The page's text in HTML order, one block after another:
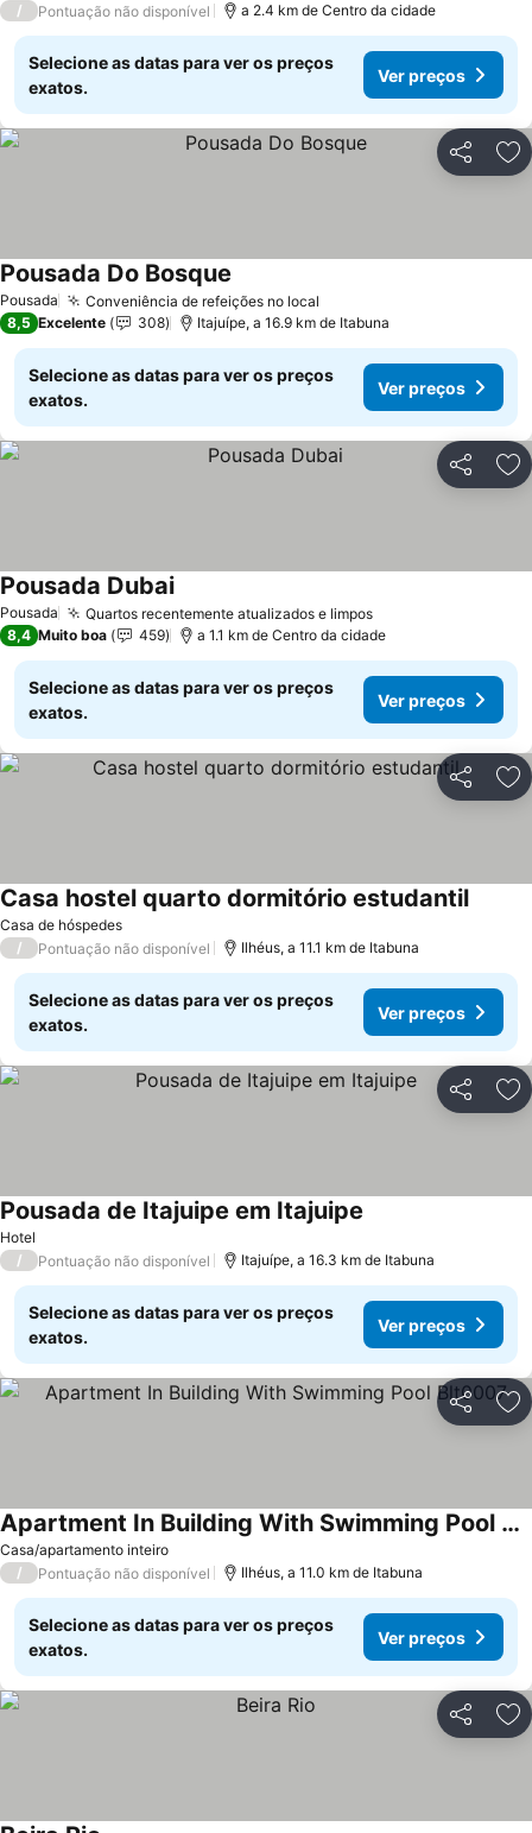
/ Pontuação não disponível a 2.4 km de Centro da cidade
Selecione as datas para ver os preços
exatos.
Ver preços
Partilhar
Pousada Conveniência de refeições no local
Pousada Do Bosque
8,5 Excelente 308 Itajuípe, a 16.9 km de Itabuna
Selecione as datas para ver os preços
exatos.
Ver preços
Partilhar
Pousada Quartos recentemente atualizados e limpos
Pousada Dubai
8,4 Muito boa 459 a 1.1 km de Centro da cidade
Selecione as datas para ver os preços
exatos.
Ver preços
Partilhar
Casa de hóspedes
Casa hostel quarto dormitório estudantil
/ Pontuação não disponível Ilhéus, a 11.1 km de Itabuna
Selecione as datas para ver os preços
exatos.
Ver preços
Partilhar
Hotel
Pousada de Itajuipe em Itajuipe
/ Pontuação não disponível Itajuípe, a 16.3 km de Itabuna
Selecione as datas para ver os preços
exatos.
Ver preços
Partilhar
Casa/apartamento inteiro
Apartment In Building With Swimming Pool Blt0007
/ Pontuação não disponível Ilhéus, a 11.0 km de Itabuna
Selecione as datas para ver os preços
exatos.
Ver preços
Partilhar